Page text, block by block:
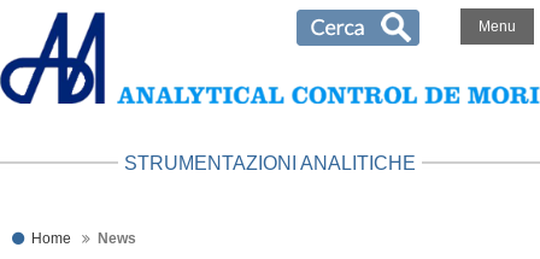
Menu
STRUMENTAZIONI ANALITICHE
Home News